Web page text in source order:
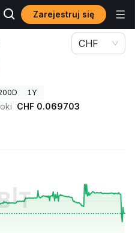
Zarejestruj się
GAFI
CHF
1Y
CHF 0.069703